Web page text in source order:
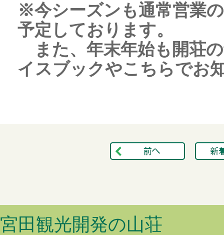
※今シーズンも通常営業
予定しております。
また、年末年始も開荘
イスブックやこちらでお
宮田観光開発の山荘